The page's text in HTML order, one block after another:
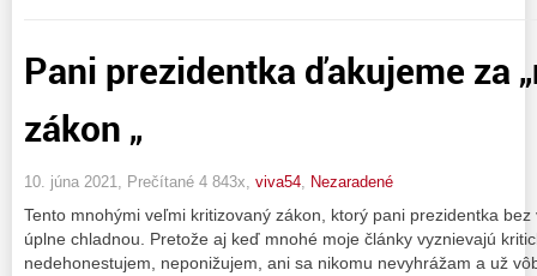
Pani prezidentka ďakujeme za
zákon „
10. júna 2021, Prečítané 4 843x, viva54, Nezaradené
Tento mnohými veľmi kritizovaný zákon, ktorý pani prezidentka
úplne chladnou. Pretože aj keď mnohé moje články vyznievajú
nedehonestujem, neponižujem, ani sa nikomu nevyhrážam a už